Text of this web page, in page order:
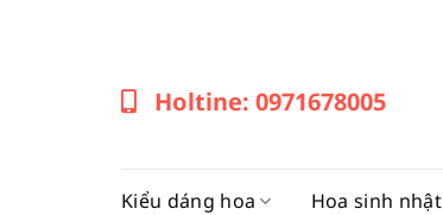
Holtine: 0971678005
Kiểu dáng hoa Hoa sinh nhật